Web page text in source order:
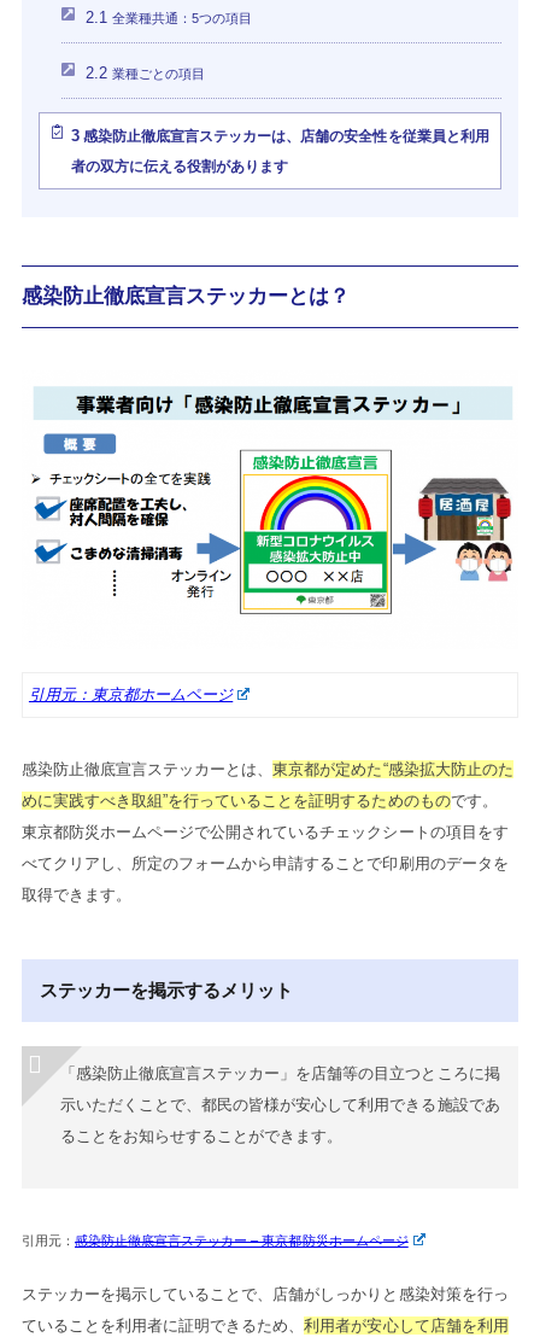
2.1 全業種共通：5つの項目
2.2 業種ごとの項目
3感染防止徹底宣言ステッカーは、店舗の安全性を従業員と利用
者の双方に伝える役割があります
感染防止徹底宣言ステッカーとは？
引用元：東京都ホームページ
感染防止徹底宣言ステッカーとは、東京都が定めた“感染拡大防止のた
めに実践すべき取組”を行っていることを証明するためのものです。
東京都防災ホームページで公開されているチェックシートの項目をす
べてクリアし、所定のフォームから申請することで印刷用のデータを
取得できます。
ステッカーを掲示するメリット
「感染防止徹底宣言ステッカー」を店舗等の目立つところに掲
示いただくことで、都民の皆様が安心して利用できる施設であ
ることをお知らせすることができます。
引用元：感染防止徹底宣言ステッカー – 東京都防災ホームページ
ステッカーを掲示していることで、店舗がしっかりと感染対策を行っ
ていることを利用者に証明できるため、利用者が安心して店舗を利用